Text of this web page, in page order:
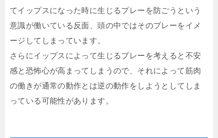
てイップスになった時に生じるプレーを防ごうという
意識が働いている反面、頭の中ではそのプレーをイメ
ージしてしまっています。
さらにイップスによって生じるプレーを考えると不安
感と恐怖心が高まってしまうので、それによって筋肉
の働きが通常の動作とは逆の動作をしようとしてしま
っている可能性があります。